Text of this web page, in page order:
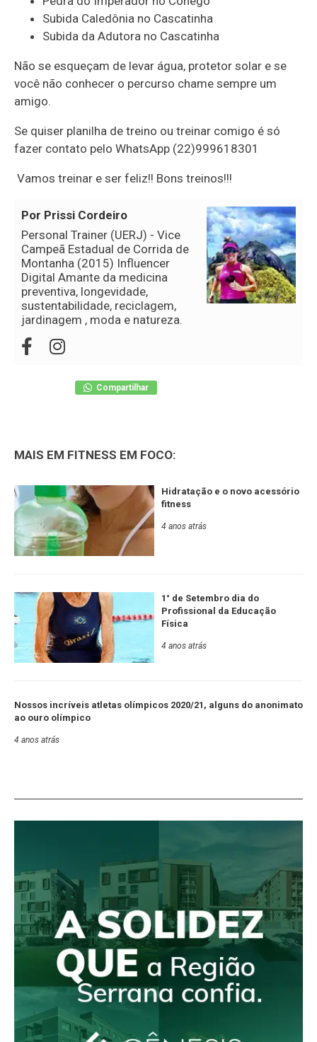
Subida Caledônia no Cascatinha
Subida da Adutora no Cascatinha
Não se esqueçam de levar água, protetor solar e se
você não conhecer o percurso chame sempre um
amigo.
Se quiser planilha de treino ou treinar comigo é só
fazer contato pelo WhatsApp (22)999618301
Vamos treinar e ser feliz!! Bons treinos!!!
Por Prissi Cordeiro
Personal Trainer (UERJ) - Vice
Campeã Estadual de Corrida de
Montanha (2015) Influencer
Digital Amante da medicina
preventiva, longevidade,
sustentabilidade, reciclagem,
jardinagem , moda e natureza.
Compartilhar
MAIS EM FITNESS EM FOCO:
Hidratação e o novo acessório
fitness
4 anos atrás
1° de Setembro dia do
Profissional da Educação
Física
4 anos atrás
Nossos incríveis atletas olímpicos 2020/21, alguns do anonimato
ao ouro olímpico
4 anos atrás